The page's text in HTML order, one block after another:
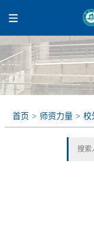
首页 > 师资力量 > 校